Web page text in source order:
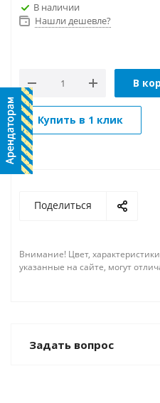
В наличии
Нашли дешевле?
В
Купить в 1 клик
Поделиться
Внимание! Цвет,
указанные на сайте, могут
Задать вопрос